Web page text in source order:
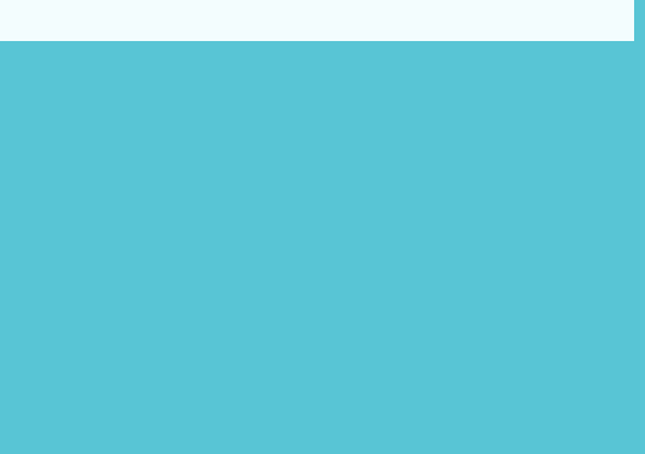
का जुनून है। इनके बीच पहाड़ काट कर रास्‍ता बनाने की जिद है। नामुमकिन को मुमकिन